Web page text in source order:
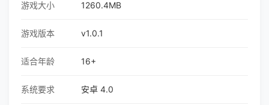
游戏大小 1260.4MB
游戏版本 v1.0.1
适合年龄 16+
系统要求 安卓 4.0